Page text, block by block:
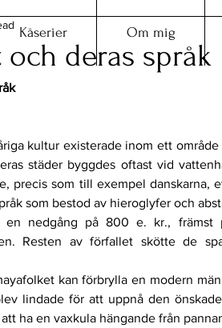
Kåserier Om mig
deras språk
kultur existerade inom ett
städer byggdes oftast vid
precis som till exempel danskarna,
som bestod av hieroglyfer och
en nedgång på 800 e. kr.,
Resten av förfallet skötte de
kan förbrylla en modern
lindade för att uppnå den
ha en vaxkula hängande från